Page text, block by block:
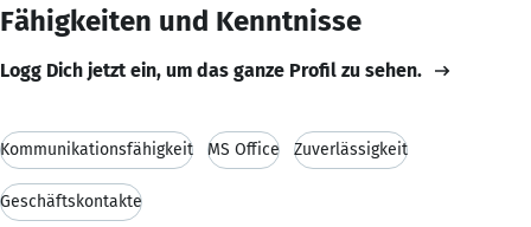
Fähigkeiten und Kenntnisse
Logg Dich jetzt ein, um das ganze Profil zu sehen.
Kommunikationsfähigkeit MS Office Zuverlässigkeit
Geschäftskontakte